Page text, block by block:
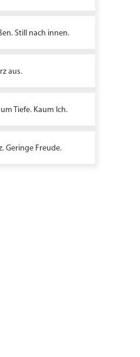
Still nach innen.
aus.
Tiefe. Kaum Ich.
Geringe Freude.